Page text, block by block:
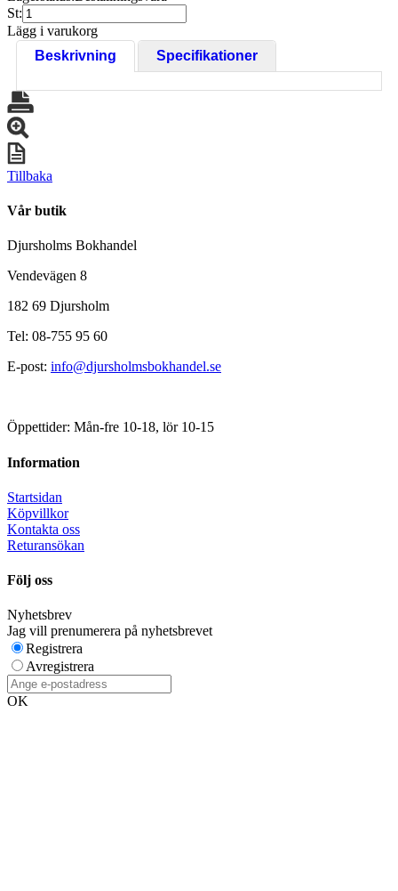
St:
Lägg i varukorg
Beskrivning
Specifikationer
Tillbaka
Vår butik
Djursholms Bokhandel
Vendevägen 8
182 69 Djursholm
Tel: 08-755 95 60
E-post: info@djursholmsbokhandel.se
Öppettider: Mån-fre 10-18, lör 10-15
Information
Startsidan
Köpvillkor
Kontakta oss
Returansökan
Följ oss
Nyhetsbrev
Jag vill prenumerera på nyhetsbrevet
Registrera
Avregistrera
OK